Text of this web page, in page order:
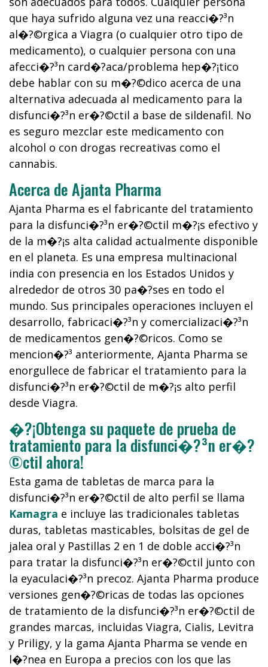
que haya sufrido alguna vez una reacci�?³n
al�?©rgica a Viagra (o cualquier otro tipo de
medicamento), o cualquier persona con una
afecci�?³n card�?­aca/problema hep�?¡tico
debe hablar con su m�?©dico acerca de una
alternativa adecuada al medicamento para la
disfunci�?³n er�?©ctil a base de sildenafil. No
es seguro mezclar este medicamento con
alcohol o con drogas recreativas como el
cannabis.
Acerca de Ajanta Pharma
Ajanta Pharma es el fabricante del tratamiento
para la disfunci�?³n er�?©ctil m�?¡s efectivo y
de la m�?¡s alta calidad actualmente disponible
en el planeta. Es una empresa multinacional
india con presencia en los Estados Unidos y
alrededor de otros 30 pa�?­ses en todo el
mundo. Sus principales operaciones incluyen el
desarrollo, fabricaci�?³n y comercializaci�?³n
de medicamentos gen�?©ricos. Como se
mencion�?³ anteriormente, Ajanta Pharma se
enorgullece de fabricar el tratamiento para la
disfunci�?³n er�?©ctil de m�?¡s alto perfil
desde Viagra.
�?¡Obtenga su paquete de prueba de
tratamiento para la disfunci�?³n er�?
©ctil ahora!
Esta gama de tabletas de marca para la
disfunci�?³n er�?©ctil de alto perfil se llama
Kamagra e incluye las tradicionales tabletas
duras, tabletas masticables, bolsitas de gel de
jalea oral y Pastillas 2 en 1 de doble acci�?³n
para tratar la disfunci�?³n er�?©ctil junto con
la eyaculaci�?³n precoz. Ajanta Pharma produce
versiones gen�?©ricas de todas las opciones
de tratamiento de la disfunci�?³n er�?©ctil de
grandes marcas, incluidas Viagra, Cialis, Levitra
y Priligy, y la gama Ajanta Pharma se vende en
l�?­nea en Europa a precios con los que las